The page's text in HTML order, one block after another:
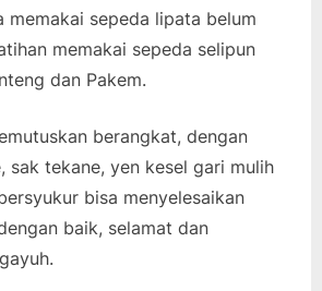
memakai sepeda lipata belum
memakai sepeda selipun
dan Pakem.
berangkat, dengan
sak tekane, yen kesel gari mulih
bisa menyelesaikan
baik, selamat dan